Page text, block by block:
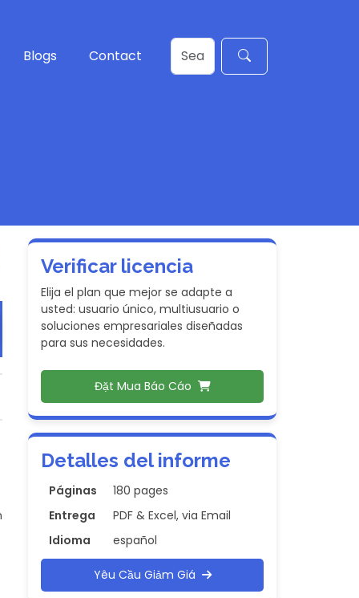
Blogs Contact
Verificar licencia
Elija el plan que mejor se adapte a
usted: usuario único, multiusuario o
soluciones empresariales diseñadas
para sus necesidades.
Đặt Mua Báo Cáo
Detalles del informe
Páginas
180 pages
Entrega
PDF & Excel, via Email
Idioma
español
Yêu Cầu Giảm Giá